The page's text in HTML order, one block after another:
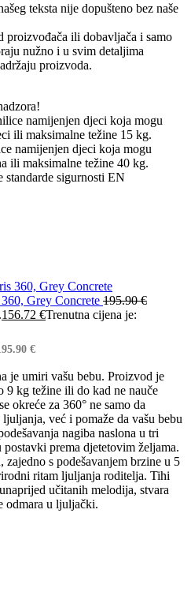
teksta nije dopušteno bez naše
proizvođača ili dobavljača i samo
nužno i u svim detaljima
proizvoda.
namijenjen djeci koja mogu
ili maksimalne težine 15 kg.
namijenjen djeci koja mogu
ili maksimalne težine 40 kg.
sigurnosti EN
Grey Concrete 195.90€
156.72 €Trenutna cijena je:
€
je umiri vašu bebu. Proizvod je
9 kg težine ili do kad ne nauče
okreće za 360° ne samo da
već i pomaže da vašu bebu
nagiba naslona u tri
prema djetetovim željama.
s podešavanjem brzine u 5
ritam ljuljanja roditelja. Tihi
učitanih melodija, stvara
odmara u ljuljački.